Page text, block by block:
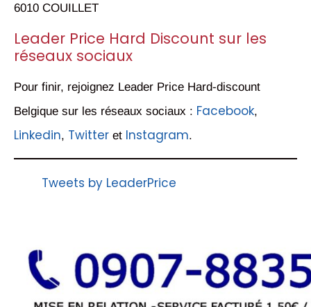
6010 COUILLET
Leader Price Hard Discount sur les
réseaux sociaux
Pour finir, rejoignez Leader Price Hard-discount
Belgique sur les réseaux sociaux : Facebook,
Linkedin, Twitter et Instagram.
Tweets by LeaderPrice